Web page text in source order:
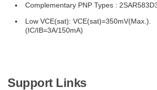
Complementary PNP Types :
Low VCE(sat): VCE(sat)=350mV(Max.).
(IC/IB=3A/150mA)
Support Links